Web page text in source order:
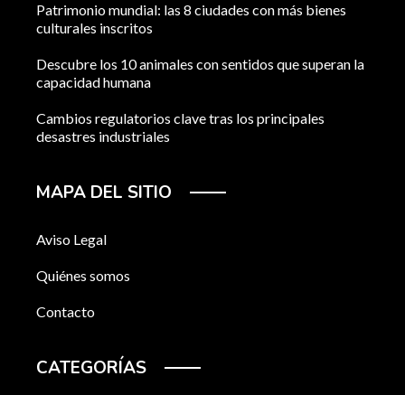
Patrimonio mundial: las 8 ciudades con más bienes
culturales inscritos
Descubre los 10 animales con sentidos que superan la
capacidad humana
Cambios regulatorios clave tras los principales
desastres industriales
MAPA DEL SITIO
Aviso Legal
Quiénes somos
Contacto
CATEGORÍAS